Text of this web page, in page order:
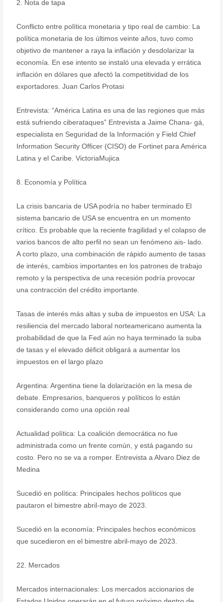
2. Nota de tapa
Conflicto entre política monetaria y tipo real de cambio: La
política monetaria de los últimos veinte años, tuvo como
objetivo de mantener a raya la inflación y desdolarizar la
economía. En ese intento se instaló una elevada y errática
inflación en dólares que afectó la competitividad de los
exportadores. Juan Carlos Protasi
Entrevista: “América Latina es una de las regiones que más
está sufriendo ciberataques” Entrevista a Jaime Chana- gá,
especialista en Seguridad de la Información y Field Chief
Information Security Officer (CISO) de Fortinet para América
Latina y el Caribe. VictoriaMujica
8. Economía y Política
La crisis bancaria de USA podría no haber terminado El
sistema bancario de USA se encuentra en un momento
crítico. Es probable que la reciente fragilidad y el colapso de
varios bancos de alto perfil no sean un fenómeno ais- lado.
A corto plazo, una combinación de rápido aumento de tasas
de interés, cambios importantes en los patrones de trabajo
remoto y la perspectiva de una recesión podría provocar
una contracción del crédito importante.
Tasas de interés más altas y suba de impuestos en USA: La
resiliencia del mercado laboral norteamericano aumenta la
probabilidad de que la Fed aún no haya terminado la suba
de tasas y el elevado déficit obligará a aumentar los
impuestos en el largo plazo
Argentina: Argentina tiene la dolarización en la mesa de
debate. Empresarios, banqueros y políticos lo están
considerando como una opción real
Actualidad política: La coalición democrática no fue
administrada como un frente común, y está pagando su
costo. Pero no se va a romper. Entrevista a Alvaro Diez de
Medina
Sucedió en política: Principales hechos políticos que
pautaron el bimestre abril-mayo de 2023.
Sucedió en la economía: Principales hechos económicos
que sucedieron en el bimestre abril-mayo de 2023.
22. Mercados
Mercados internacionales: Los mercados accionarios de